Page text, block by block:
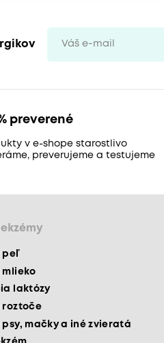
preverené
v e-shope starostlivo
preverujeme a testujeme
peľ
mlieko
laktózy
roztoče
mačky a iné zvieratá